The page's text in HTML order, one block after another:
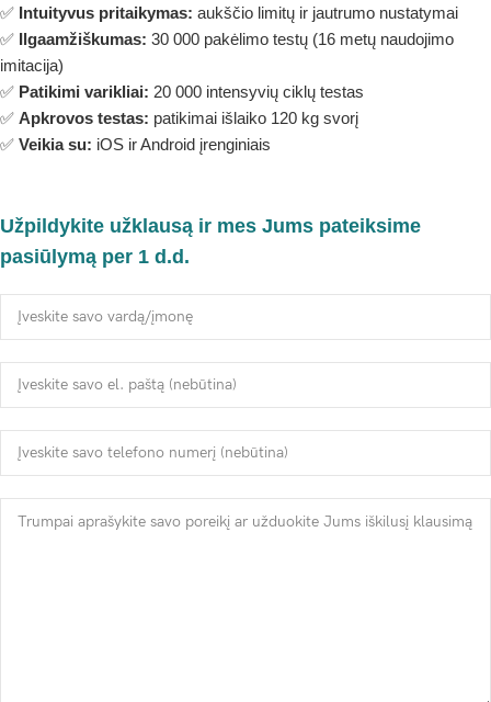
✅ Intuityvus pritaikymas: aukščio limitų ir jautrumo nustatymai
✅ Ilgaamžiškumas: 30 000 pakėlimo testų (16 metų naudojimo
imitacija)
✅ Patikimi varikliai: 20 000 intensyvių ciklų testas
✅ Apkrovos testas: patikimai išlaiko 120 kg svorį
✅ Veikia su: iOS ir Android įrenginiais
Užpildykite užklausą ir mes Jums pateiksime
pasiūlymą per 1 d.d.